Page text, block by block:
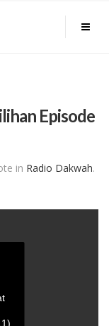
Episode
in Radio Dakwah.